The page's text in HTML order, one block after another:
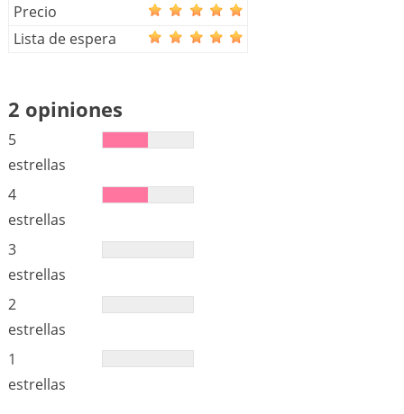
Precio
Lista de espera
2 opiniones
5
estrellas
4
estrellas
3
estrellas
2
estrellas
1
estrellas